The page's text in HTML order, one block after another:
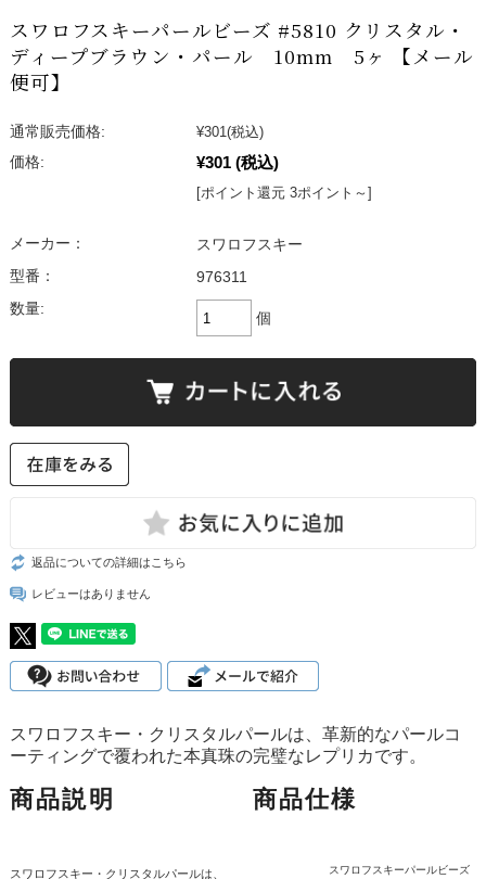
スワロフスキーパールビーズ #5810 クリスタル・
ディープブラウン・パール 10mm 5ヶ 【メール
便可】
通常販売価格: ¥301(税込)
価格:
¥301 (税込)
[ポイント還元 3ポイント～]
メーカー：
スワロフスキー
型番：
976311
数量:
個
返品についての詳細はこちら
レビューはありません
スワロフスキー・クリスタルパールは、革新的なパールコ
ーティングで覆われた本真珠の完璧なレプリカです。
商品説明
スワロフスキー・クリスタルパールは、
商品仕様
スワロフスキーパールビーズ